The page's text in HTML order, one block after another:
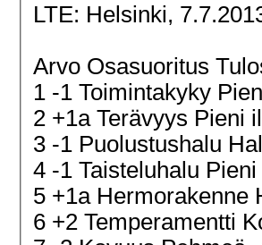
LTE: Helsinki,
Arvo Osasuoritus
1 -1 Toimintakyky
2 +1a Terävyys Pieni
3 -1 Puolustushalu
4 -1 Taisteluhalu
5 +1a Hermorakenne
6 +2 Temperamentti